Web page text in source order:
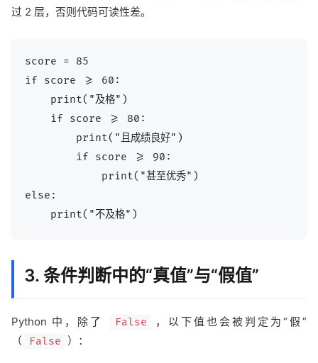
过 2 层，否则代码可读性差。
score = 85
if score >= 60:
    print("及格")
    if score >= 80:
        print("且成绩良好")
        if score >= 90:
            print("甚至优秀")
else:
3. 条件判断中的“真值”与“假值”
Python 中，除了 False
，以下值也会被判定为“假”
（
False ）：